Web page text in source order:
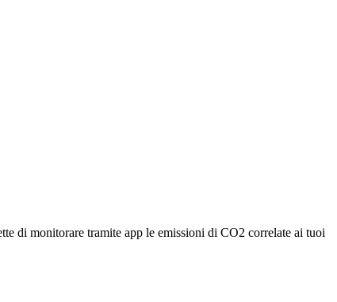
di monitorare tramite app le emissioni di CO2 correlate ai tuoi